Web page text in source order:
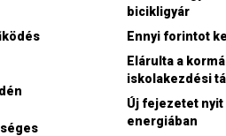
bicikligyár
Ennyi forintot
Elárulta a
iskolakezdési
Új fejezetet nyit
energiában